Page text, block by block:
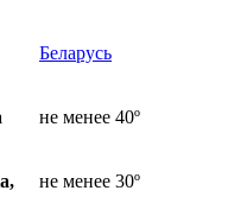
Беларусь
не менее 40º
не менее 30º